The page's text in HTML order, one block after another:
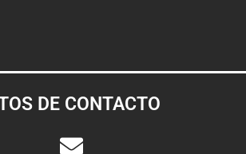
DE CONTACTO